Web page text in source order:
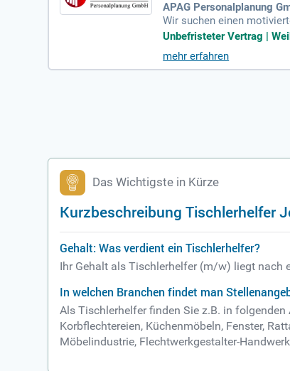
APAG Personalplanung
Wir suchen einen
tützen Sie die Produktion
on entscheidender
Wenn Sie Interesse an
eil eines engagierten
Unbefristeter Vertrag |
mehr erfahren
Das Wichtigste in Kürze
Kurzbeschreibung Tischlerhelfer
Gehalt: Was verdient ein Tischlerhelfer?
Ihr Gehalt als Tischlerhelfer (m/w) liegt nach
In welchen Branchen findet man
Als Tischlerhelfer finden Sie z.B. in
Korbflechtereien, Küchenmöbeln, Fenster,
Möbelindustrie, Flechtwerkgestalter-